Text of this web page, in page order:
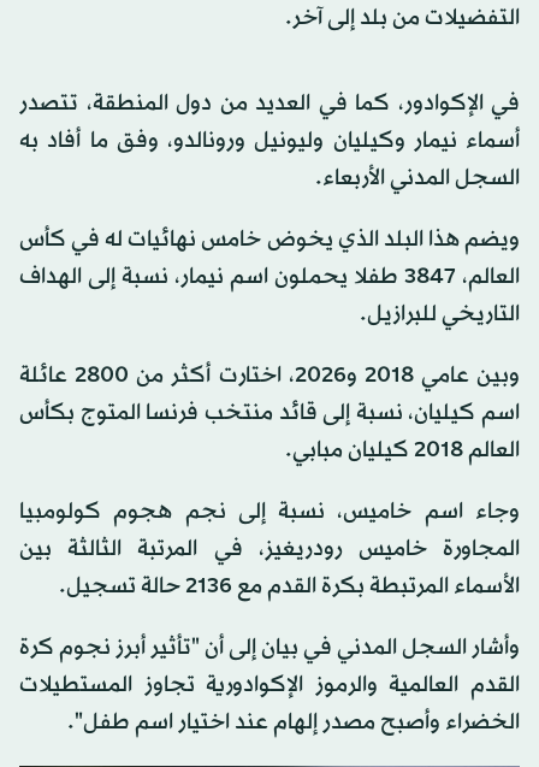
التفضيلات من بلد إلى آخر.
في الإكوادور، كما في العديد من دول المنطقة، تتصدر
أسماء نيمار وكيليان وليونيل ورونالدو، وفق ما أفاد به
السجل المدني الأربعاء.
ويضم هذا البلد الذي يخوض خامس نهائيات له في كأس
العالم، 3847 طفلا يحملون اسم نيمار، نسبة إلى الهداف
التاريخي للبرازيل.
وبين عامي 2018 و2026، اختارت أكثر من 2800 عائلة
اسم كيليان، نسبة إلى قائد منتخب فرنسا المتوج بكأس
العالم 2018 كيليان مبابي.
وجاء اسم خاميس، نسبة إلى نجم هجوم كولومبيا
المجاورة خاميس رودريغيز، في المرتبة الثالثة بين
الأسماء المرتبطة بكرة القدم مع 2136 حالة تسجيل.
وأشار السجل المدني في بيان إلى أن "تأثير أبرز نجوم كرة
القدم العالمية والرموز الإكوادورية تجاوز المستطيلات
الخضراء وأصبح مصدر إلهام عند اختيار اسم طفل".